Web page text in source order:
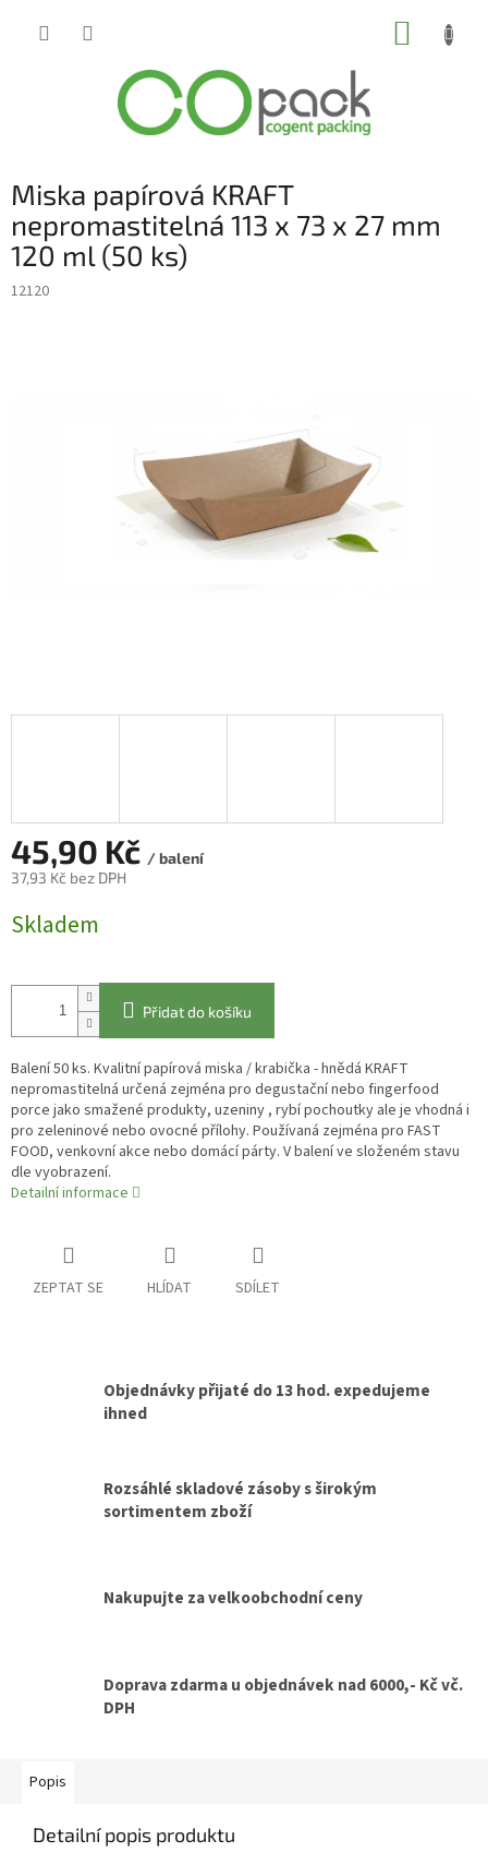
Miska papírová KRAFT
nepromastitelná 113 x 73 x 27 mm
120 ml (50 ks)
12120
45,90 Kč / balení
37,93 Kč bez DPH
cena:
Skladem
Přidat do košíku
Balení 50 ks. Kvalitní papírová miska / krabička - hnědá KRAFT
nepromastitelná určená zejména pro degustační nebo fingerfood
porce jako smažené produkty, uzeniny , rybí pochoutky ale je vhodná i
pro zeleninové nebo ovocné přílohy. Používaná zejména pro FAST
FOOD, venkovní akce nebo domácí párty. V balení ve složeném stavu
dle vyobrazení.
Detailní informace
ZEPTAT SE HLÍDAT SDÍLET
Objednávky přijaté do 13 hod. expedujeme
ihned
Rozsáhlé skladové zásoby s širokým
sortimentem zboží
Nakupujte za velkoobchodní ceny
Doprava zdarma u objednávek nad 6000,- Kč vč.
DPH
Popis
Detailní popis produktu